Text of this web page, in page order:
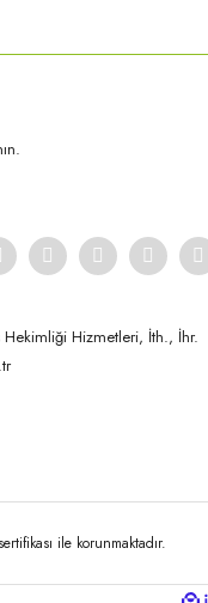
Hizmetleri, İth., İhr.
ile korunmaktadır.